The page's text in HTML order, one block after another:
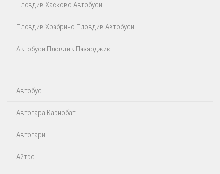
Пловдив Хасково Автобуси
Пловдив Храбрино Пловдив Автобуси
Автобуси Пловдив Пазарджик
Автобус
Автогара Карнобат
Автогари
Айтос‎